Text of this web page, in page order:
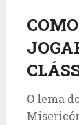
O lema